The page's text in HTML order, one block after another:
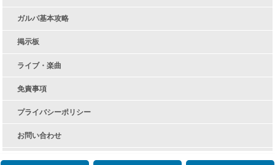
ガルパ基本攻略
掲示板
ライブ・楽曲
免責事項
プライバシーポリシー
お問い合わせ